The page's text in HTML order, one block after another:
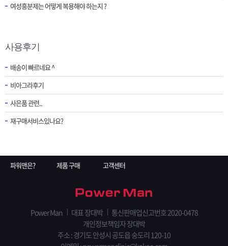
여성흥분제는 어떻게 복용해야 하는지 ?
사용후기
배송이 빠르네요 ^
비아그라후기
사은품 관련..
재구매서비스있나요?
파워맨은? 제품 구매 고객센터
Power Man 대표 장대박
통신판매업신고번호 2020-0478
개인정보책임자 장대박
주소 : 경기도 안성시 공도읍 숭도리 120-10